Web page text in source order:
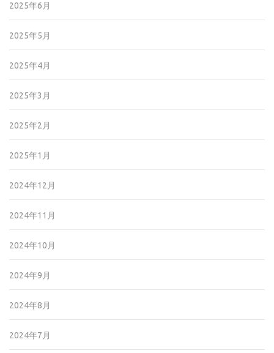
2025年6月
2025年5月
2025年4月
2025年3月
2025年2月
2025年1月
2024年12月
2024年11月
2024年10月
2024年9月
2024年8月
2024年7月